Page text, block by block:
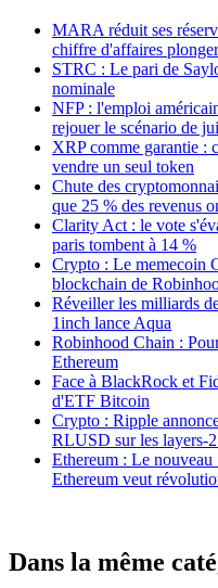
MARA réduit ses
chiffre d'affaires plonger
STRC : Le pari de
nominale
NFP : l'emploi
rejouer le scénario de
XRP comme garantie :
vendre un seul token
Chute des
que 25 % des revenus
Clarity Act : le vote
paris tombent à 14 %
Crypto : Le memecoin
blockchain de
Réveiller les milliards
1inch lance Aqua
Robinhood Chain :
Ethereum
Face à BlackRock et
d'ETF Bitcoin
Crypto : Ripple
RLUSD sur les layers-
Ethereum : Le
Ethereum veut
Dans la même